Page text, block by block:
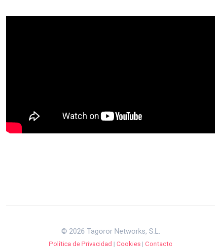
© 2026 Tagoror Networks, S.L.
Política de Privacidad | Cookies| Contacto